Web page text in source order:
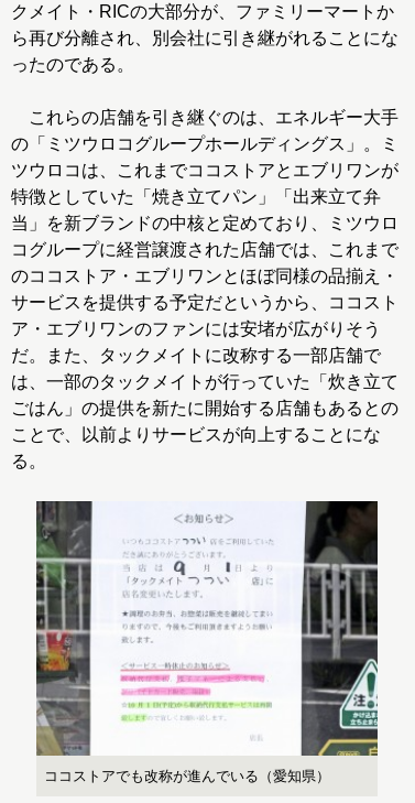
クメイト・RICの大部分が、ファミリーマートか
ら再び分離され、別会社に引き継がれることにな
ったのである。
これらの店舗を引き継ぐのは、エネルギー大手
の「ミツウロコグループホールディングス」。ミ
ツウロコは、これまでココストアとエブリワンが
特徴としていた「焼き立てパン」「出来立て弁
当」を新ブランドの中核と定めており、ミツウロ
コグループに経営譲渡された店舗では、これまで
のココストア・エブリワンとほぼ同様の品揃え・
サービスを提供する予定だというから、ココスト
ア・エブリワンのファンには安堵が広がりそう
だ。また、タックメイトに改称する一部店舗で
は、一部のタックメイトが行っていた「炊き立て
ごはん」の提供を新たに開始する店舗もあるとの
ことで、以前よりサービスが向上することにな
る。
ココストアでも改称が進んでいる（愛知県）